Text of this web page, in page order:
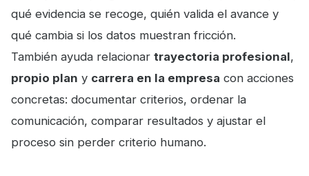
qué evidencia se recoge, quién valida el avance y
qué cambia si los datos muestran fricción.
También ayuda relacionar trayectoria profesional,
propio plan y carrera en la empresa con acciones
concretas: documentar criterios, ordenar la
comunicación, comparar resultados y ajustar el
proceso sin perder criterio humano.